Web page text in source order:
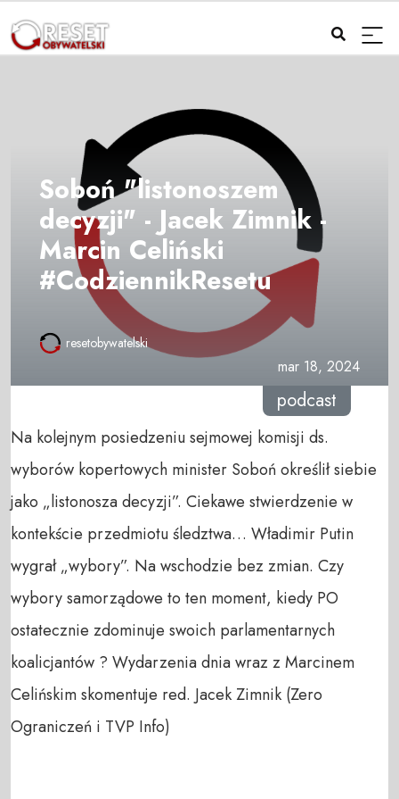
Soboń "listonoszem
decyzji" - Jacek Zimnik -
Marcin Celiński
#CodziennikResetu
resetobywatelski
mar 18, 2024
podcast
Na kolejnym posiedzeniu sejmowej komisji ds.
wyborów kopertowych minister Soboń określił siebie
jako „listonosza decyzji”. Ciekawe stwierdzenie w
kontekście przedmiotu śledztwa… Władimir Putin
wygrał „wybory”. Na wschodzie bez zmian. Czy
wybory samorządowe to ten moment, kiedy PO
ostatecznie zdominuje swoich parlamentarnych
koalicjantów ? Wydarzenia dnia wraz z Marcinem
Celińskim skomentuje red. Jacek Zimnik (Zero
Ograniczeń i TVP Info)